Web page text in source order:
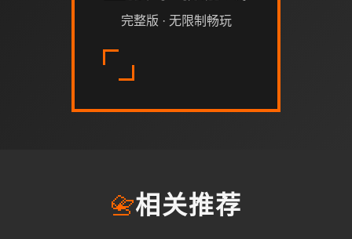
完整版 · 无限制畅玩
📇相关推荐